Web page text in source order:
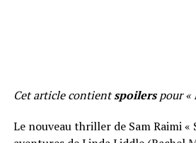
Cet article contientspoilerspour «
Le nouveau thriller de Sam Raimi «